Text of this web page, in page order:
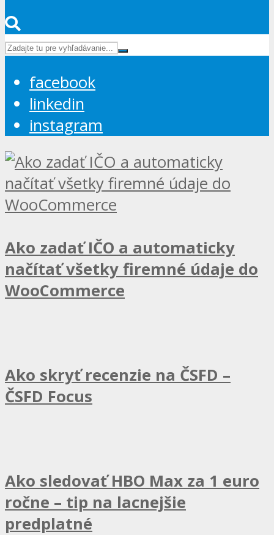
facebook
linkedin
instagram
Ako zadať IČO a automaticky
načítať všetky firemné údaje do
WooCommerce
Ako skryť recenzie na ČSFD –
ČSFD Focus
Ako sledovať HBO Max za 1 euro
ročne – tip na lacnejšie
predplatné